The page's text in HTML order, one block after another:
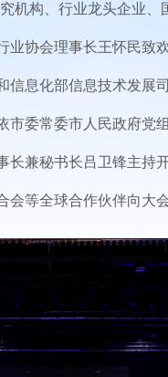
机构、行业龙头企业、
协会理事长王怀民致
息化部信息技术发展
委常委市人民政府党
兼秘书长吕卫锋主持
等全球合作伙伴向大会